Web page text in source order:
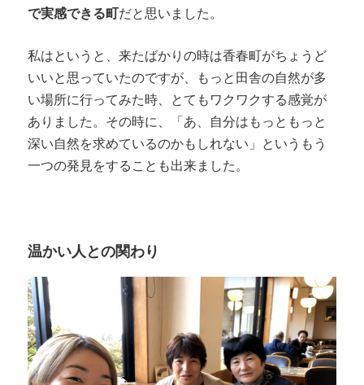
で実感できる町 だと思いました。
私はというと、来たばかりの時は香春町がちょうど
いいと思っていたのですが、もっと田舎の自然が多
い場所に行ってみた時、とてもワクワクする感覚が
ありました。その時に、「あ、自分はもっともっと
深い自然を求めているのかもしれない」というもう
一つの発見をすることも出来ました。
温かい人との関わり